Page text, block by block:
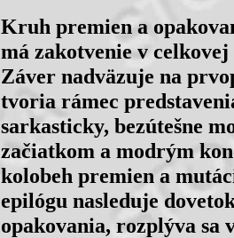
Kruh premien a
má zakotvenie v
Záver nadväzuje na
tvoria rámec
sarkasticky, bezútešne
začiatkom a modrým
kolobeh premien a
epilógu nasleduje
opakovania, rozplýva sa